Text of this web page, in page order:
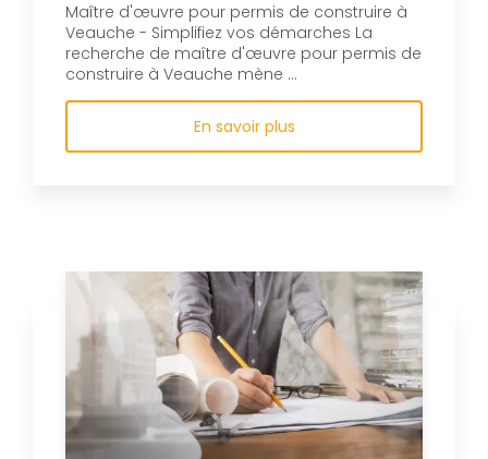
Maître d'œuvre pour permis de construire à
Veauche - Simplifiez vos démarches La
recherche de maître d'œuvre pour permis de
construire à Veauche mène ...
En savoir plus